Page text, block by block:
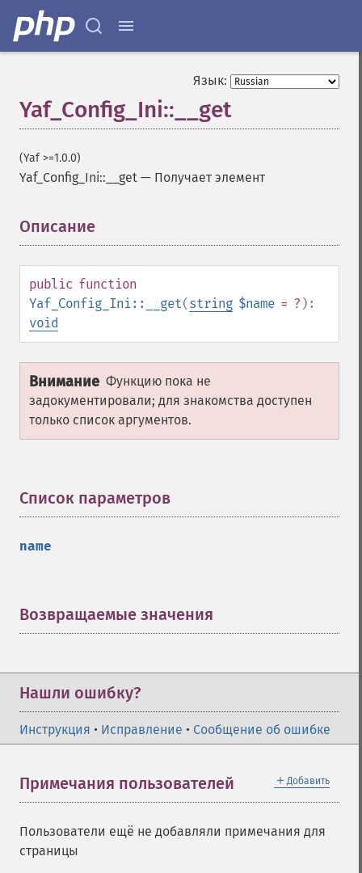
Язык:
Yaf_Config_Ini::__get
(Yaf >=1.0.0)
Yaf_Config_Ini::__get — Получает элемент
Описание
public function
Yaf_Config_Ini::__get(string $name = ? ):
void
Внимание Функцию пока не
задокументировали; для знакомства доступен
только список аргументов.
Список параметров
name
Возвращаемые значения
Нашли ошибку?
Инструкция • Исправление • Сообщение об ошибке
＋ Добавить
Примечания пользователей
Пользователи ещё не добавляли примечания для
страницы